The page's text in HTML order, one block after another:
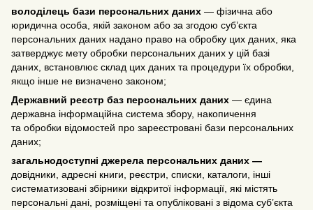
володілець бази персональних даних — фізична або
юридична особа, якій законом або за згодою суб’єкта
персональних даних надано право на обробку цих даних, яка
затверджує мету обробки персональних даних у цій базі
даних, встановлює склад цих даних та процедури їх обробки,
якщо інше не визначено законом;
Державний реєстр баз персональних даних — єдина
державна інформаційна система збору, накопичення
та обробки відомостей про зареєстровані бази персональних
даних;
загальнодоступні джерела персональних даних —
довідники, адресні книги, реєстри, списки, каталоги, інші
систематизовані збірники відкритої інформації, які містять
персональні дані, розміщені та опубліковані з відома суб’єкта